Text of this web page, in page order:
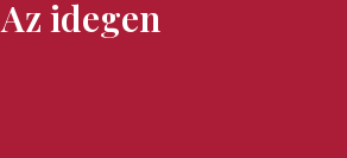
Az idegen